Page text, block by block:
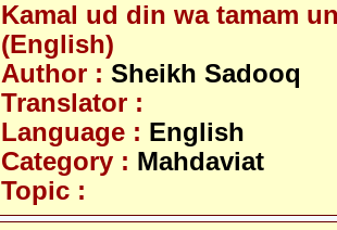
Kamal ud din wa tamam
(English)
Author : Sheikh Sadooq
Translator :
Language : English
Category : Mahdaviat
Topic :